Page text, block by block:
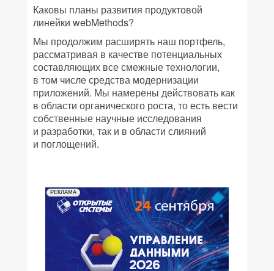
Каковы планы развития продуктовой
линейки webMethods?
Мы продолжим расширять наш портфель,
рассматривая в качестве потенциальных
составляющих все смежные технологии,
в том числе средства модернизации
приложений. Мы намерены действовать как
в области органического роста, то есть вести
собственные научные исследования
и разработки, так и в области слияний
и поглощений.
РЕКЛАМА